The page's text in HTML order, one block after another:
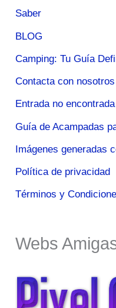
Saber
BLOG
Camping: Tu Guía
Contacta con nosotros
Entrada no encontrada
Guía de Acampadas
Imágenes generadas
Política de privacidad
Términos y
Webs